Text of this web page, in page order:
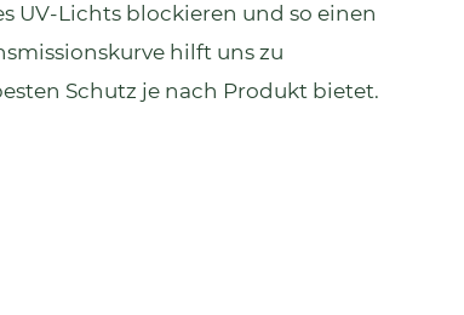
UV-Lichts blockieren und so einen
hilft uns zu
Schutz je nach Produkt bietet.